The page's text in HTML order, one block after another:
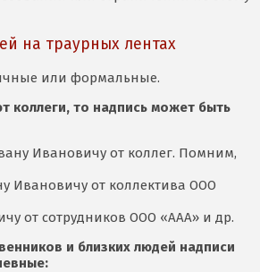
на траурных лентах
или формальные.
коллеги, то надпись может быть
Ивановичу от коллег. Помним,
Ивановичу от коллектива ООО
от сотрудников ООО «ААА» и др.
и близких людей надписи